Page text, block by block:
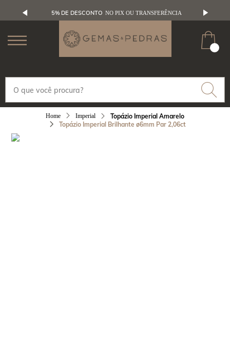
5% DE DESCONTO NO PIX OU TRANSFERÊNCIA
Imperial
Topázio Imperial Amarelo
Topázio Imperial Brilhante ø6mm Par 2,06ct